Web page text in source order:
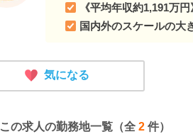
《平均年収約1,191万
国内外のスケールの大
気になる
この求人の勤務地一覧（全 2 件）